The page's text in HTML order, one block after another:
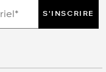
S'INSCRIRE